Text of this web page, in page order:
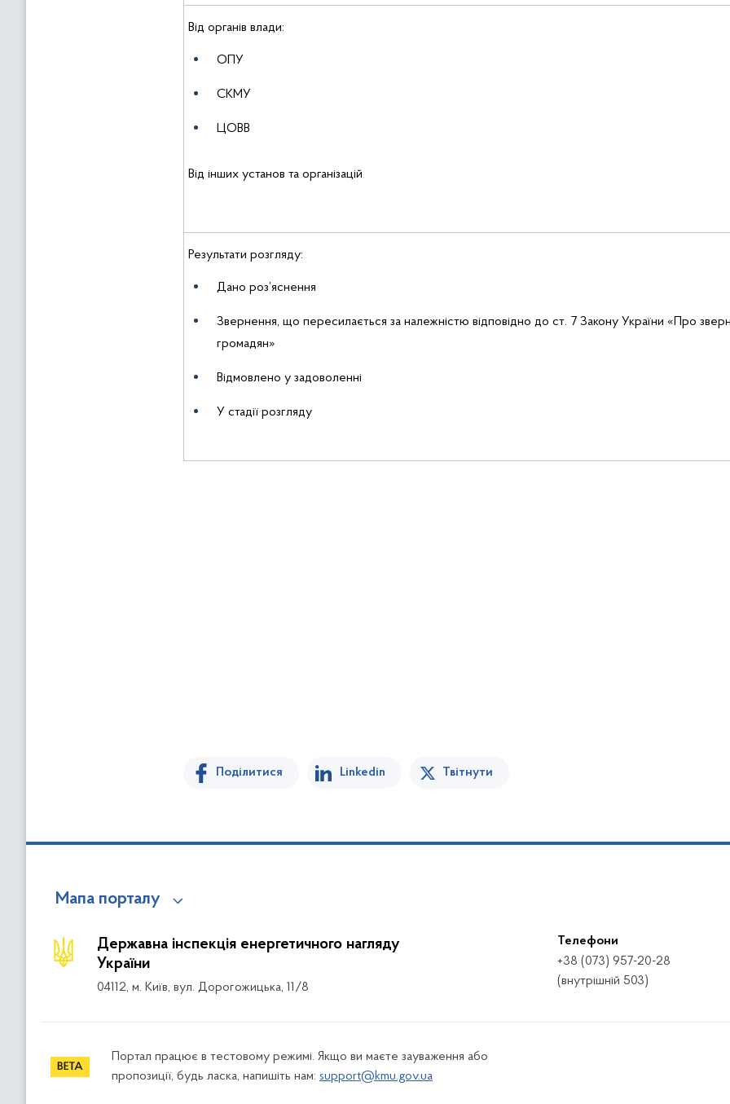
Від органів влади:
ОПУ
СКМУ
ЦОВВ
Від інших установ та організацій
Результати розгляду:
Дано роз’яснення
Звернення, що пересилається за належністю відповідно до ст. 7 Закону України «Про
громадян»
Відмовлено у задоволенні
У стадії розгляду
Поділитися Linkedin Твітнути
Мапа порталу
Державна інспекція енергетичного нагляду
України
04112, м. Київ, вул. Дорогожицька, 11/8
Телефони
+38 (073) 957-20-28
(внутрішній 503)
Портал працює в тестовому режимі. Якщо ви маєте зауваження або
пропозиції, будь ласка, напишіть нам: support@kmu.gov.ua